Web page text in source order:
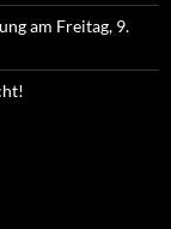
am Freitag, 9.